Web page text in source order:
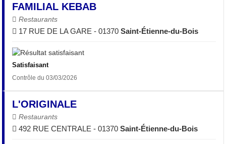
FAMILIAL KEBAB
Restaurants
17 RUE DE LA GARE - 01370Saint-Étienne-du-Bois
Satisfaisant
Contrôle du 03/03/2026
L'ORIGINALE
Restaurants
492 RUE CENTRALE - 01370Saint-Étienne-du-Bois